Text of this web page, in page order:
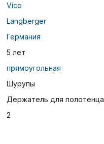
Vico
Langberger
Германия
5 лет
прямоугольная
Шурупы
Держатель для полотенца
2